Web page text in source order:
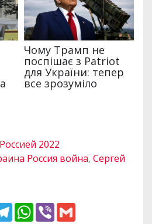
2022
Россия война, Сергей
T
e
W
h
V